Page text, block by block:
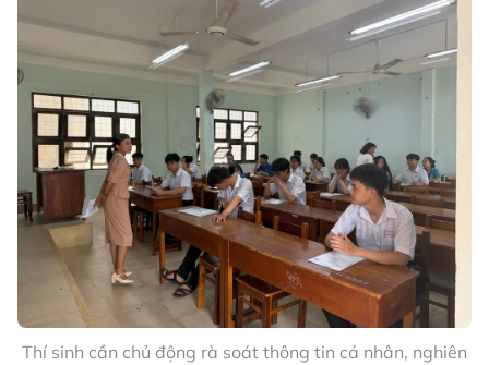
Thí sinh cần chủ động rà soát thông tin cá nhân, nghiên